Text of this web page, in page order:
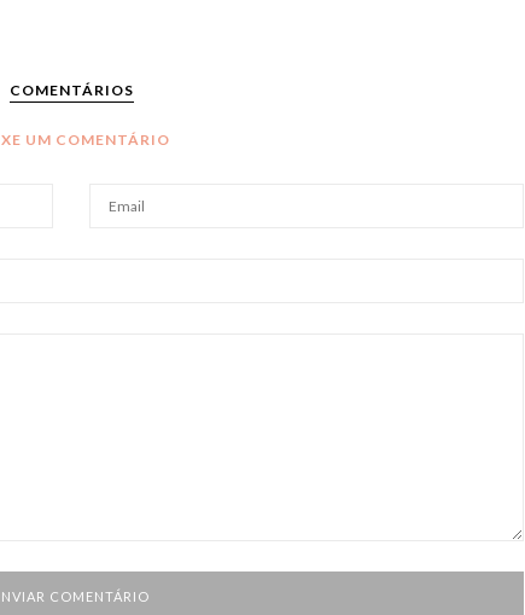
COMENTÁRIOS
UM COMENTÁRIO